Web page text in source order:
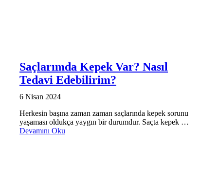
Saçlarımda Kepek Var? Nasıl
Tedavi Edebilirim?
6 Nisan 2024
Herkesin başına zaman zaman saçlarında kepek sorunu
yaşaması oldukça yaygın bir durumdur. Saçta kepek …
Devamını Oku